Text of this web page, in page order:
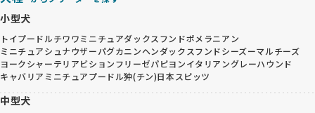
小型犬
トイプードルチワワミニチュアダックスフンドポメラニアン
ミニチュアシュナウザーパグカニンヘンダックスフンドシーズーマルチーズ
ヨークシャーテリアビションフリーゼパピヨンイタリアングレーハウンド
キャバリア ミニチュアプードル狆(チン)日本スピッツ
中型犬